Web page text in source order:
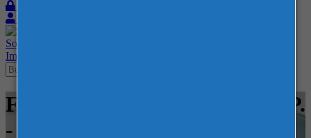
Sobre
Imprensa
Feiras - Golden Hall WTC - SP.
- Gráfico